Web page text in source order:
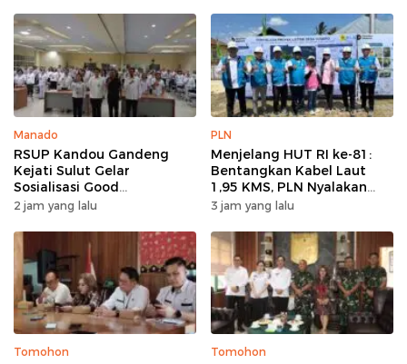
Manado
RSUP Kandou Gandeng
Kejati Sulut Gelar
Sosialisasi Good
Governance Digital,
Kepatuhan Hukum
2 jam yang lalu
PLN
Menjelang HUT RI ke-81:
Bentangkan Kabel Laut
1,95 KMS, PLN Nyalakan
Listrik Perdana di Pulau
Persen Rasio Desa
Berlistrik Provinsi
Gorontalo
3 jam yang lalu
Tomohon Tomohon